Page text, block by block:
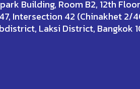
Building, Room B2, 12th
Intersection 42 (Chinakhet 2/
Laksi District, Bangkok